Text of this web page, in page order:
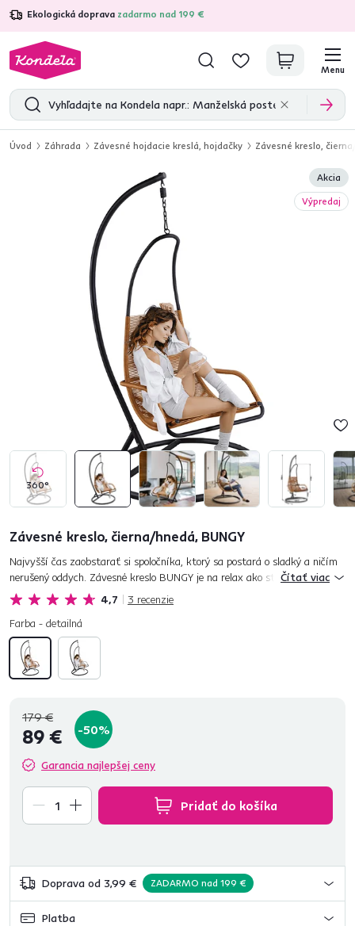
Ekologická doprava zadarmo nad 199 €
4,7 31 375overených produktových recenzií
Menu
Úvod Záhrada Závesné hojdacie kreslá, hojdačky Závesné kreslo,
360°
Akcia
Výpredaj
Závesné kreslo, čierna/hnedá, BUNGY
4,7 3 recenzie
Najvyšší čas zaobstarať si spoločníka, ktorý sa postará o sladký a ničím
nerušený oddych. Závesné kreslo BUNGY je na relax ako stvorené.
Konštrukcia je vyrobená z kovu v čiernom prevedení, sedacia č...
Čítať viac
Farba - detailná
179 €
89 € -50%
Garancia najlepšej ceny
Pridať do košíka
Doprava od 3,99 € ZADARMO nad 199 €
Platba